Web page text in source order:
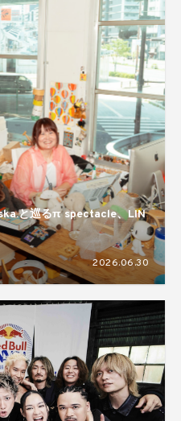
と巡るπ spectacle、LIN
2026.06.30